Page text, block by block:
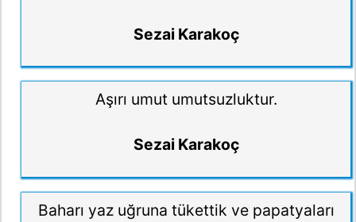
Sezai Karakoç
Aşırı umut umutsuzluktur.
Sezai Karakoç
Baharı yaz uğruna tükettik ve papatyaları